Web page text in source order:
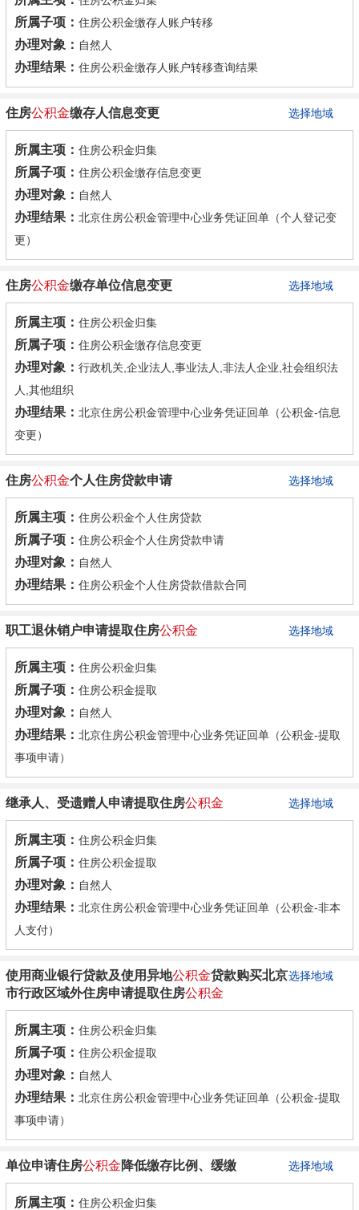
所属子项： 住房公积金缴存人账户转移
办理对象： 自然人
办理结果： 住房公积金缴存人账户转移查询结果
选择地域
住房公积金缴存人信息变更
所属主项： 住房公积金归集
所属子项： 住房公积金缴存信息变更
办理对象： 自然人
办理结果： 北京住房公积金管理中心业务凭证回单（个人登记变
更）
选择地域
住房公积金缴存单位信息变更
所属主项： 住房公积金归集
所属子项： 住房公积金缴存信息变更
办理对象： 行政机关,企业法人,事业法人,非法人企业,社会组织法
人,其他组织
办理结果： 北京住房公积金管理中心业务凭证回单（公积金-信息
变更）
选择地域
住房公积金个人住房贷款申请
所属主项： 住房公积金个人住房贷款
所属子项： 住房公积金个人住房贷款申请
办理对象： 自然人
办理结果： 住房公积金个人住房贷款借款合同
选择地域
职工退休销户申请提取住房公积金
所属主项： 住房公积金归集
所属子项： 住房公积金提取
办理对象： 自然人
办理结果： 北京住房公积金管理中心业务凭证回单（公积金-提取
事项申请）
选择地域
继承人、受遗赠人申请提取住房公积金
所属主项： 住房公积金归集
所属子项： 住房公积金提取
办理对象： 自然人
办理结果： 北京住房公积金管理中心业务凭证回单（公积金-非本
人支付）
选择地域
使用商业银行贷款及使用异地公积金贷款购买北京
市行政区域外住房申请提取住房公积金
所属主项： 住房公积金归集
所属子项： 住房公积金提取
办理对象： 自然人
办理结果： 北京住房公积金管理中心业务凭证回单（公积金-提取
事项申请）
选择地域
单位申请住房公积金降低缴存比例、缓缴
所属主项： 住房公积金归集